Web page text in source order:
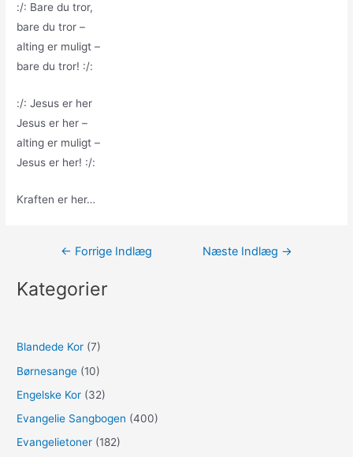
:/: Bare du tror,
bare du tror –
alting er muligt –
bare du tror! :/:
:/: Jesus er her
Jesus er her –
alting er muligt –
Jesus er her! :/:
Kraften er her…
Indlægsnavigation
← Forrige Indlæg Næste Indlæg →
Kategorier
Blandede Kor (7)
Børnesange (10)
Engelske Kor (32)
Evangelie Sangbogen (400)
Evangelietoner (182)